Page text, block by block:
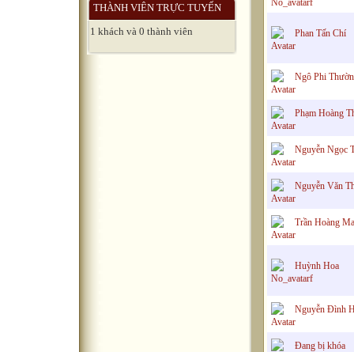
THÀNH VIÊN TRỰC TUYẾN
1 khách và 0 thành viên
Phan Tấn Chí
Ngô Phi
Phạm Hoàng
Nguyễn Ngọc
Nguyễn Văn
Trần Hoàng
Huỳnh Hoa
Nguyễn Đình
Đang bị khóa